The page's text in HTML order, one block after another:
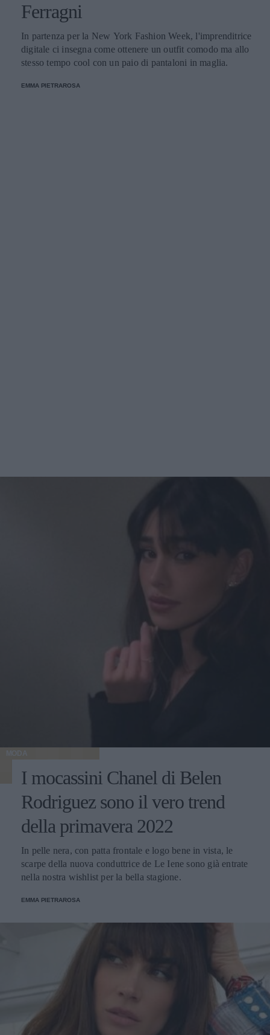
Ferragni
In partenza per la New York Fashion Week, l'imprenditrice
digitale ci insegna come ottenere un outfit comodo ma allo
stesso tempo cool con un paio di pantaloni in maglia.
EMMA PIETRAROSA
MODA
I mocassini Chanel di Belen
Rodriguez sono il vero trend
della primavera 2022
In pelle nera, con patta frontale e logo bene in vista, le
scarpe della nuova conduttrice de Le Iene sono già entrate
nella nostra wishlist per la bella stagione.
EMMA PIETRAROSA